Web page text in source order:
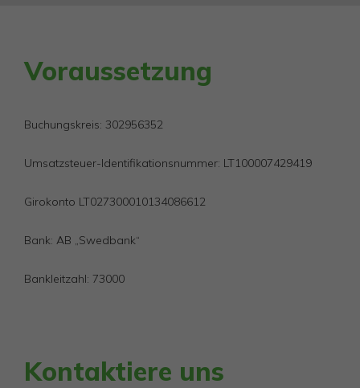
Voraussetzung
Buchungskreis: 302956352
Umsatzsteuer-Identifikationsnummer: LT100007429419
Girokonto LT027300010134086612
Bank: AB „Swedbank“
Bankleitzahl: 73000
Kontaktiere uns